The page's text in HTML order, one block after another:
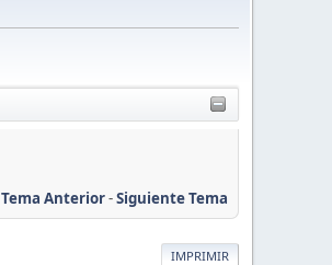
Tema Anterior-Siguiente Tema
IMPRIMIR